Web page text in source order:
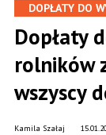
DOPŁATY DO
Dopłaty
rolników
wszyscy
Kamila Szałaj